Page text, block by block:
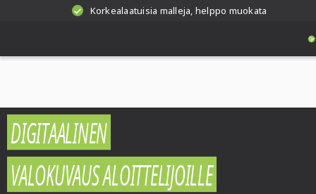
Korkealaatuisia malleja, helppo muokata
DIGITAALINEN
VALOKUVAUS ALOITTELIJOILLE